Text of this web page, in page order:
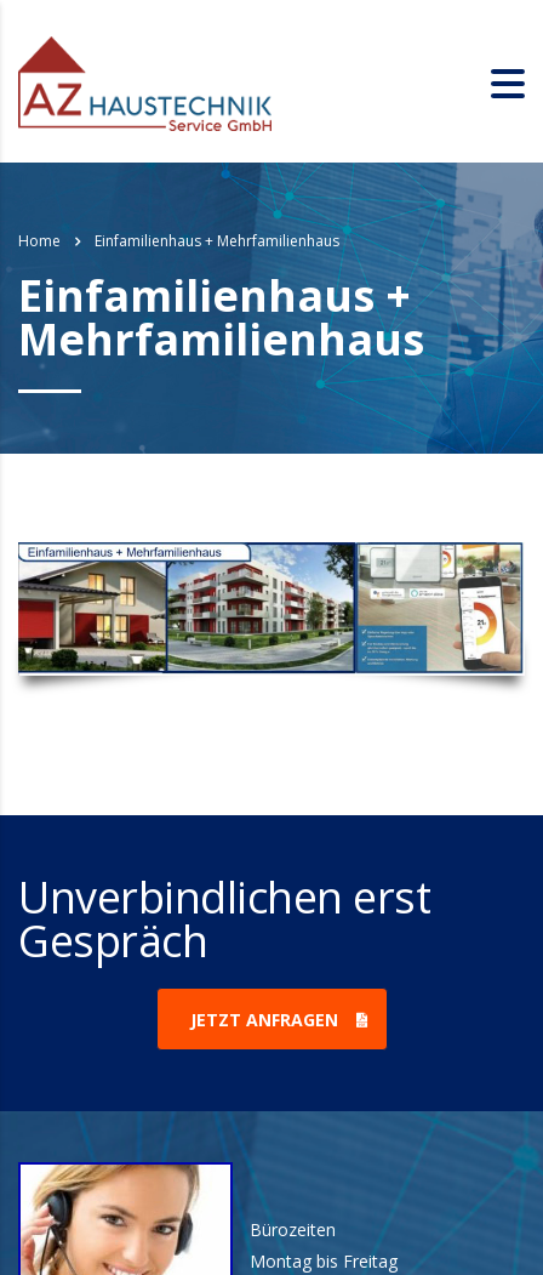
Home Einfamilienhaus + Mehrfamilienhaus
Einfamilienhaus +
Mehrfamilienhaus
Unverbindlichen erst
Gespräch
JETZT ANFRAGEN
Bürozeiten
Montag bis Freitag